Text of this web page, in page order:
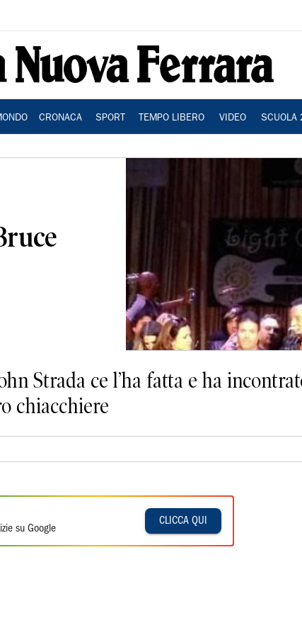
CRONACA SPORT TEMPO LIBERO VIDEO SCUOLA
Strada ce l’ha fatta e ha
chiacchiere
su Google
CLICCA QUI